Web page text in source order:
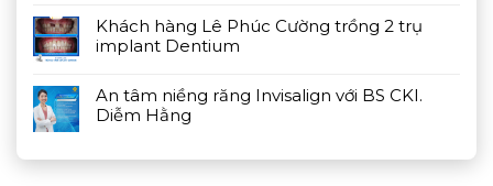
Khách hàng Lê Phúc Cường trồng 2 trụ
implant Dentium
An tâm niềng răng Invisalign với BS CKI.
Diễm Hằng